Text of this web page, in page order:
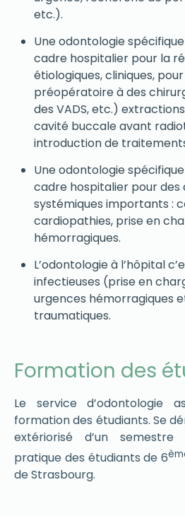
etc.).
Une odontologie
cadre hospitalier pour la
étiologiques, cliniques,
préopératoire à des
des VADS, etc.)
cavité buccale avant
introduction de
Une odontologie
cadre hospitalier pour des
systémiques importants :
cardiopathies, prise en
hémorragiques.
L’odontologie à l’hôpital
infectieuses (prise en
urgences hémorragiques
traumatiques.
Formation des
Le service d’odontologie
formation des étudiants. Se
extériorisé d’un
pratique des étudiants de 6
de Strasbourg.